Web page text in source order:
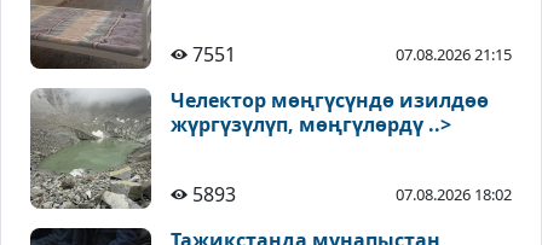
7551 07.08.2026 21:15
Челектор мөңгүсүндө изилдөө
жүргүзүлүп, мөңгүлөрдү ..>
5893 07.08.2026 18:02